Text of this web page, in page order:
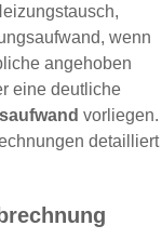
wenn
angehoben
eine deutliche
vorliegen.
detailliert